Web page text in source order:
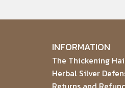
INFORMATION
The Thickening
Herbal Silver